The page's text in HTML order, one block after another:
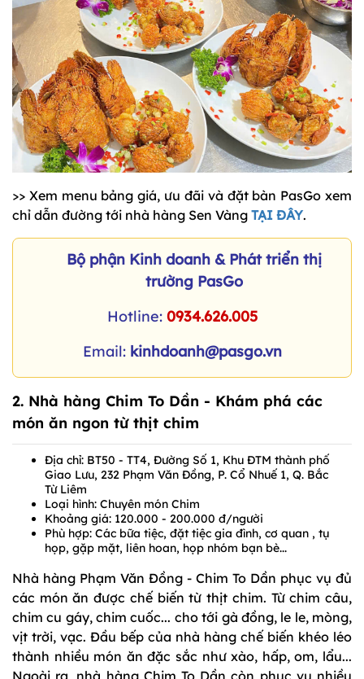
>> Xem menu bảng giá, ưu đãi và đặt bàn PasGo xem
chỉ dẫn đường tới nhà hàng Sen Vàng TẠI ĐÂY.
Bộ phận Kinh doanh & Phát triển thị
trường PasGo
Hotline: 0934.626.005
Email: kinhdoanh@pasgo.vn
2. Nhà hàng Chim To Dần - Khám phá các
món ăn ngon từ thịt chim
Địa chỉ: BT50 - TT4, Đường Số 1, Khu ĐTM thành phố
Giao Lưu, 232 Phạm Văn Đồng, P. Cổ Nhuế 1, Q. Bắc
Từ Liêm
Loại hình: Chuyên món Chim
Khoảng giá: 120.000 - 200.000 đ/người
Phù hợp: Các bữa tiệc, đặt tiệc gia đình, cơ quan , tụ
họp, gặp mặt, liên hoan, họp nhóm bạn bè...
Nhà hàng Phạm Văn Đồng - Chim To Dần phục vụ đủ
các món ăn được chế biến từ thịt chim. Từ chim câu,
chim cu gáy, chim cuốc... cho tới gà đồng, le le, mòng,
vịt trời, vạc. Đầu bếp của nhà hàng chế biến khéo léo
thành nhiều món ăn đặc sắc như xào, hấp, om, lẩu...
Ngoài ra, nhà hàng Chim To Dần còn phục vụ nhiều